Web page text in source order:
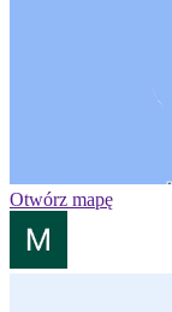
Otwórz mapę